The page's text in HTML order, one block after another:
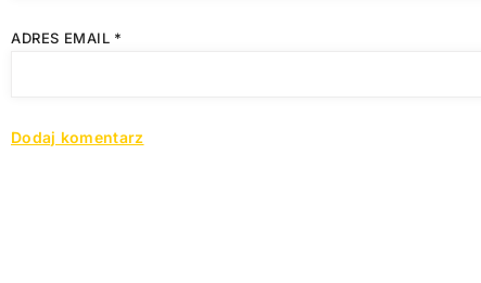
ADRES EMAIL *